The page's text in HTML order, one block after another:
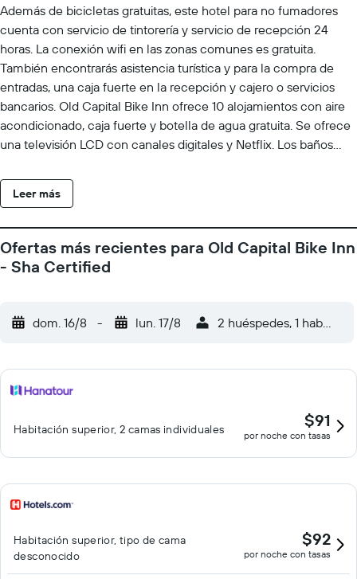
Además de bicicletas gratuitas, este hotel para no fumadores
cuenta con servicio de tintorería y servicio de recepción 24
horas. La conexión wifi en las zonas comunes es gratuita.
También encontrarás asistencia turística y para la compra de
entradas, una caja fuerte en la recepción y cajero o servicios
bancarios. Old Capital Bike Inn ofrece 10 alojamientos con aire
acondicionado, caja fuerte y botella de agua gratuita. Se ofrece
una televisión LCD con canales digitales y Netflix. Los baños
personal gratuitos y secador de pelo. Los servicios para las
personas de negocios incluyen teléfono con llamadas locales
limpieza todos los días y es posible solicitar tabla de planchar
con plancha. Los servicios de ocio y esparcimiento en este
Leer más
Ofertas más recientes para Old Capital Bike Inn
- Sha Certified
dom. 16/8 - lun. 17/8 2 huéspedes, 1
Habitación superior, 2 camas individuales $91
por noche con tasas
Habitación superior, tipo de cama
desconocido
$92
por noche con tasas